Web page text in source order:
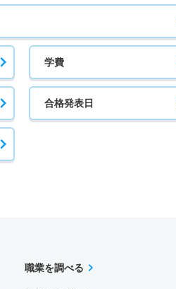
学費
合格発表日
職業を調べる